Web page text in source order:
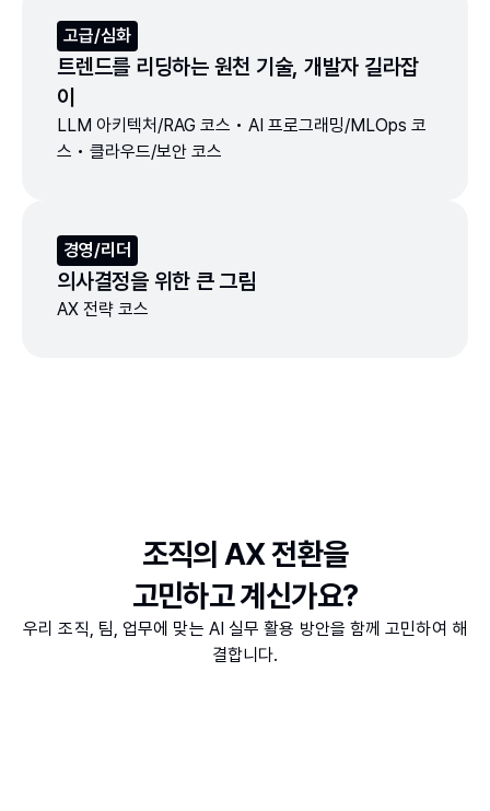
고급/심화
트렌드를 리딩하는 원천 기술, 개발자 길라잡
이
LLM 아키텍처/RAG 코스 • AI 프로그래밍/MLOps 코
스 • 클라우드/보안 코스
경영/리더
의사결정을 위한 큰 그림
AX 전략 코스
조직의 AX 전환을
고민하고 계신가요?
우리 조직, 팀, 업무에 맞는 AI 실무 활용 방안을 함께 고민하여 해
결합니다.